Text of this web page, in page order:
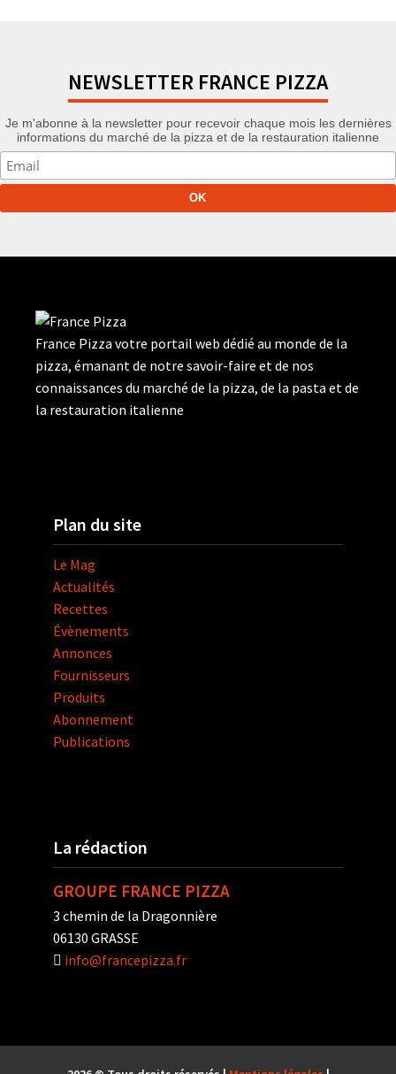
NEWSLETTER FRANCE PIZZA
Je m'abonne à la newsletter pour recevoir chaque mois les dernières
informations du marché de la pizza et de la restauration italienne
France Pizza votre portail web dédié au monde de la
pizza, émanant de notre savoir-faire et de nos
connaissances du marché de la pizza, de la pasta et de
la restauration italienne
Plan du site
Le Mag
Actualités
Recettes
Évènements
Annonces
Fournisseurs
Produits
Abonnement
Publications
La rédaction
GROUPE FRANCE PIZZA
3 chemin de la Dragonnière
06130 GRASSE
info@francepizza.fr